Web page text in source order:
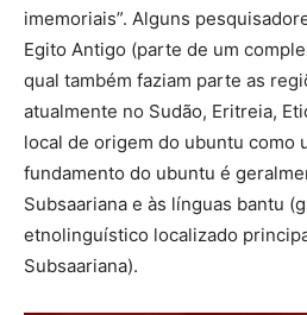
imemoriais”. Alguns
Egito Antigo (parte de um
qual também faziam parte as
atualmente no Sudão, Eritreia,
local de origem do ubuntu como
fundamento do ubuntu é
Subsaariana e às línguas bantu
etnolinguístico localizado
Subsaariana).